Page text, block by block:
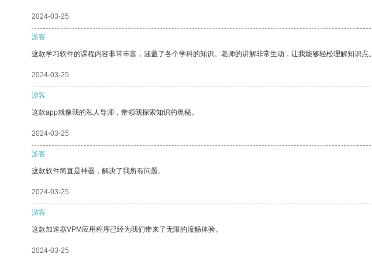
2024-03-25
游客
这款学习软件的课程内容非常丰富，涵盖了各个学科的知识。老师的讲解非常生动，让我能够轻松理解知识点。
2024-03-25
游客
这款app就像我的私人导师，带领我探索知识的奥秘。
2024-03-25
游客
这款软件简直是神器，解决了我所有问题。
2024-03-25
游客
这款加速器VPM应用程序已经为我们带来了无限的流畅体验。
2024-03-25